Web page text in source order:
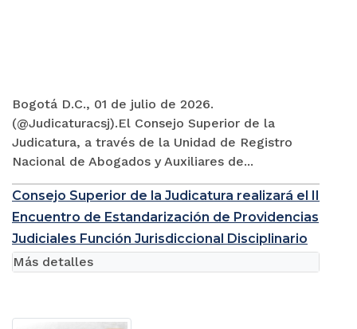
Bogotá D.C., 01 de julio de 2026.
(@Judicaturacsj).El Consejo Superior de la
Judicatura, a través de la Unidad de Registro
Nacional de Abogados y Auxiliares de...
Consejo Superior de la Judicatura realizará el II
Encuentro de Estandarización de Providencias
Judiciales Función Jurisdiccional Disciplinario
Más detalles